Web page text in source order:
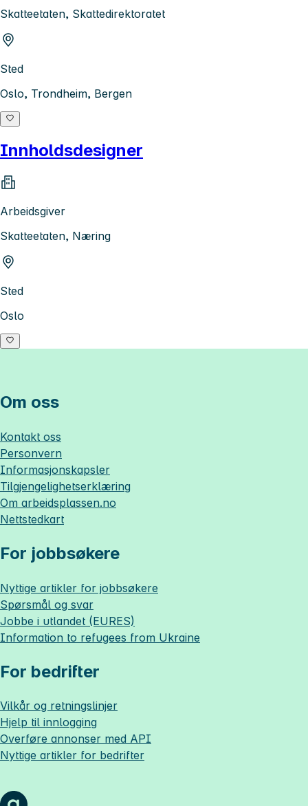
Skatteetaten, Skattedirektoratet
Sted
Oslo, Trondheim, Bergen
Innholdsdesigner
Arbeidsgiver
Skatteetaten, Næring
Sted
Oslo
Om oss
Kontakt oss
Personvern
Informasjonskapsler
Tilgjengelighetserklæring
Om arbeidsplassen.no
Nettstedkart
For jobbsøkere
Nyttige artikler for jobbsøkere
Spørsmål og svar
Jobbe i utlandet (EURES)
Information to refugees from Ukraine
For bedrifter
Vilkår og retningslinjer
Hjelp til innlogging
Overføre annonser med API
Nyttige artikler for bedrifter